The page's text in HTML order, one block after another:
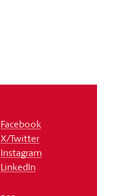
Facebook
X/Twitter
Instagram
LinkedIn